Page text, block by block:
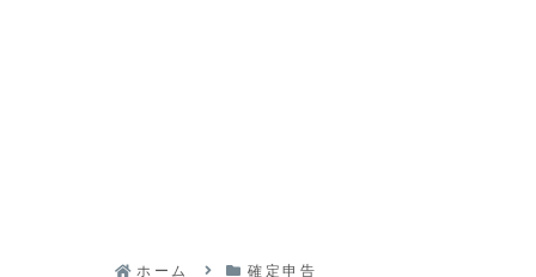
ホーム 確定申告